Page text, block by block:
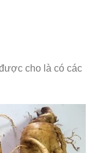
cho là có các